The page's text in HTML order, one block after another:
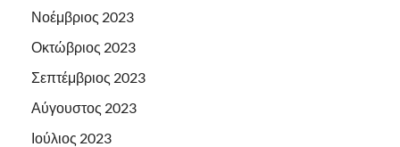
Νοέμβριος 2023
Οκτώβριος 2023
Σεπτέμβριος 2023
Αύγουστος 2023
Ιούλιος 2023